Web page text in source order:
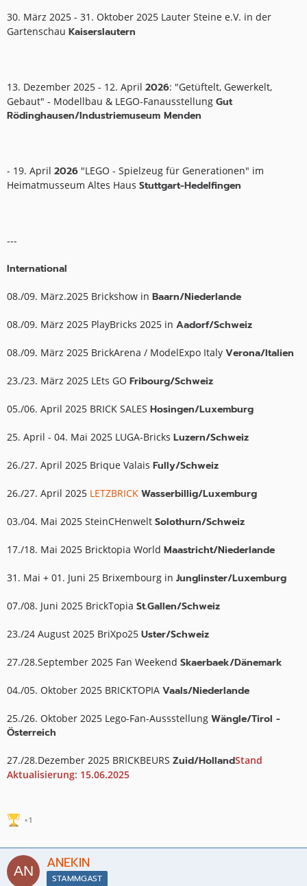
30. März 2025 - 31. Oktober 2025 Lauter Steine e.V. in der
Gartenschau Kaiserslautern
13. Dezember 2025 - 12. April 2026: "Getüftelt, Gewerkelt,
Gebaut" - Modellbau & LEGO-Fanausstellung Gut
Rödinghausen/Industriemuseum Menden
- 19. April 2026 "LEGO - Spielzeug für Generationen" im
Heimatmusseum Altes Haus Stuttgart-Hedelfingen
---
International
08./09. März.2025 Brickshow in Baarn/Niederlande
08./09. März 2025 PlayBricks 2025 in Aadorf/Schweiz
08./09. März 2025 BrickArena / ModelExpo Italy Verona/Italien
23./23. März 2025 LEts GO Fribourg/Schweiz
05./06. April 2025 BRICK SALES Hosingen/Luxemburg
25. April - 04. Mai 2025 LUGA-Bricks Luzern/Schweiz
26./27. April 2025 Brique Valais Fully/Schweiz
26./27. April 2025 LETZBRICK Wasserbillig/Luxemburg
03./04. Mai 2025 SteinCHenwelt Solothurn/Schweiz
17./18. Mai 2025 Bricktopia World Maastricht/Niederlande
31. Mai + 01. Juni 25 Brixembourg in Junglinster/Luxemburg
07./08. Juni 2025 BrickTopia St.Gallen/Schweiz
23./24 August 2025 BriXpo25 Uster/Schweiz
27./28.September 2025 Fan Weekend Skaerbaek/Dänemark
04./05. Oktober 2025 BRICKTOPIA Vaals/Niederlande
25./26. Oktober 2025 Lego-Fan-Aussstellung Wängle/Tirol -
Österreich
27./28.Dezember 2025 BRICKBEURS Zuid/HollandStand
Aktualisierung: 15.06.2025
1
ANEKIN
STAMMGAST